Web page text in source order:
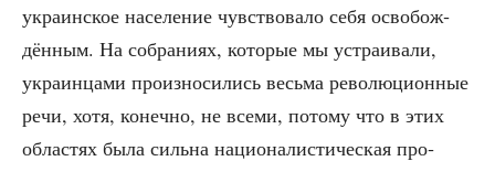
укра­ин­ское насе­ле­ние чув­ство­ва­ло себя осво­бож­
дён­ным. На собра­ни­ях, кото­рые мы устра­и­ва­ли,
укра­ин­ца­ми про­из­но­си­лись весь­ма рево­лю­ци­он­ные
речи, хотя, конеч­но, не все­ми, пото­му что в этих
обла­стях была силь­на наци­о­на­ли­сти­че­ская про­